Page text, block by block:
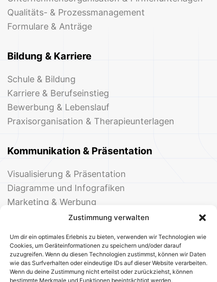
Zustimmung verwalten
Um dir ein optimales Erlebnis zu bieten, verwenden wir Technologien wie
Cookies, um Geräteinformationen zu speichern und/oder darauf
zuzugreifen. Wenn du diesen Technologien zustimmst, können wir Daten
wie das Surfverhalten oder eindeutige IDs auf dieser Website verarbeiten.
Wenn du deine Zustimmung nicht erteilst oder zurückziehst, können
bestimmte Merkmale und Funktionen beeinträchtigt werden.
Qualitäts- & Prozessmanagement
Formulare & Anträge
Bildung & Karriere
Schule & Bildung
Karriere & Berufseinstieg
Bewerbung & Lebenslauf
Praxisorganisation & Therapieunterlagen
Kommunikation & Präsentation
Visualisierung & Präsentation
Diagramme und Infografiken
Marketing & Werbung
Events & Einladungen